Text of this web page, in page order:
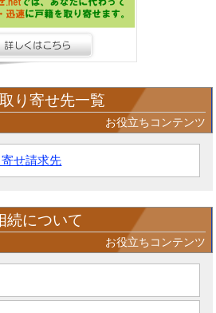
り寄せ先一覧
お役立ちコンテンツ
せ請求先
続について
お役立ちコンテンツ